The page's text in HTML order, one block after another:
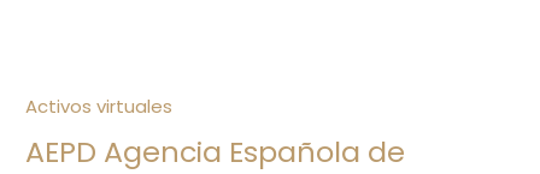
Activos virtuales
AEPD Agencia Española de